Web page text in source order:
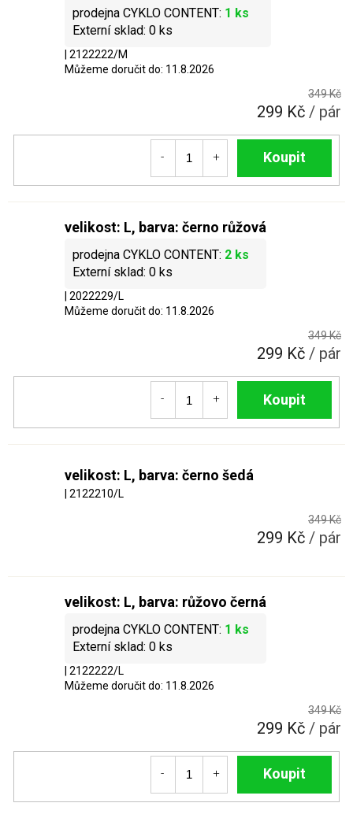
1 ks
0 ks
| 2122222/M
Můžeme doručit do: 11.8.2026
349 Kč
299 Kč / pár
Do košíku
velikost: L, barva: černo růžová
2 ks
0 ks
| 2022229/L
Můžeme doručit do: 11.8.2026
349 Kč
299 Kč / pár
Do košíku
velikost: L, barva: černo šedá
| 2122210/L
349 Kč
299 Kč / pár
velikost: L, barva: růžovo černá
1 ks
0 ks
| 2122222/L
Můžeme doručit do: 11.8.2026
349 Kč
299 Kč / pár
Do košíku